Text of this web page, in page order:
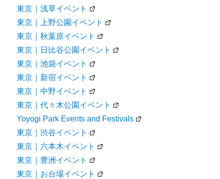
東京｜浅草イベント
東京｜上野公園イベント
東京｜秋葉原イベント
東京｜日比谷公園イベント
東京｜池袋イベント
東京｜新宿イベント
東京｜中野イベント
東京｜代々木公園イベント
Yoyogi Park Events and Festivals
東京｜渋谷イベント
東京｜六本木イベント
東京｜豊洲イベント
東京｜お台場イベント